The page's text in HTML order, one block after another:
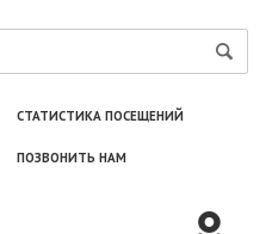
СТАТИСТИКА ПОСЕЩЕНИЙ
ПОЗВОНИТЬ НАМ